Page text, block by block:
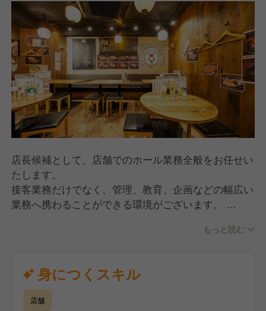
店長候補として、店舗でのホール業務全般をお任せい
たします。
接客業務だけでなく、管理、教育、企画などの幅広い
業務へ携わることができる環境がございます。
を一緒にしていきましょう
もっと読む
身につくスキル
店舗